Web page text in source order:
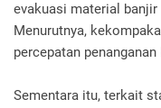
evakuasi material
Menurutnya,
percepatan
Sementara itu, terkait